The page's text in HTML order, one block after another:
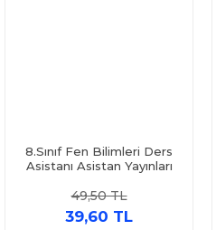
8.Sınıf Fen Bilimleri Ders
Asistanı Asistan Yayınları
49,50 TL
39,60 TL